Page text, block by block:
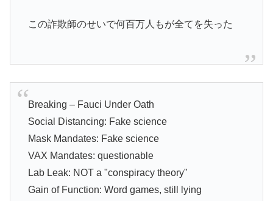
この詐欺師のせいで何百万人もが全てを失った
Breaking – Fauci Under Oath
Social Distancing: Fake science
Mask Mandates: Fake science
VAX Mandates: questionable
Lab Leak: NOT a "conspiracy theory"
Gain of Function: Word games, still lying